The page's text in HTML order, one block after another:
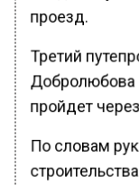
проезд.
Третий
Добролюбова
пройдет
По словам